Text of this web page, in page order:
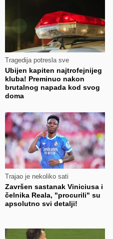
Tragedija potresla sve
Ubijen kapiten najtrofejnijeg
kluba! Preminuo nakon
brutalnog napada kod svog
doma
Trajao je nekoliko sati
Završen sastanak Viniciusa i
čelnika Reala, "procurili" su
apsolutno svi detalji!